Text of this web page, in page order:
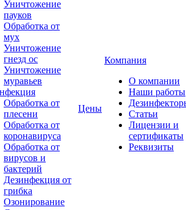
Уничтожение
пауков
Обработка от
мух
Уничтожение
гнезд ос
Уничтожение
муравьев
Обработка от
плесени
Обработка от
коронавируса
Обработка от
вирусов и
бактерий
Дезинфекция от
грибка
Озонирование
Цены
Компания
О компании
Наши работы
Статьи
Лицензии и
сертификаты
Реквизиты